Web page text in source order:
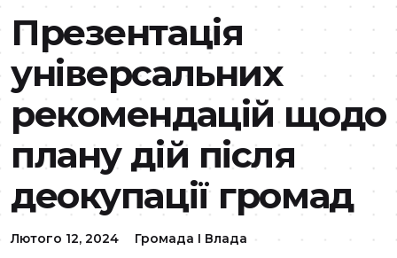
Презентація
універсальних
рекомендацій щодо
плану дій після
деокупації громад
Лютого 12, 2024 Громада І Влада